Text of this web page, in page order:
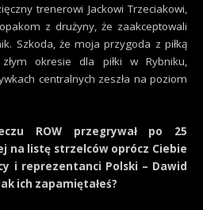
trenerowi Jackowi Trzeciakowi,
z drużyny, że zaakceptowali
Szkoda, że moja przygoda z piłką
okresie dla piłki w Rybniku,
centralnych zeszła na poziom
ROW przegrywał po 25
na listę strzelców oprócz Ciebie
i reprezentanci Polski – Dawid
ich zapamiętałeś?